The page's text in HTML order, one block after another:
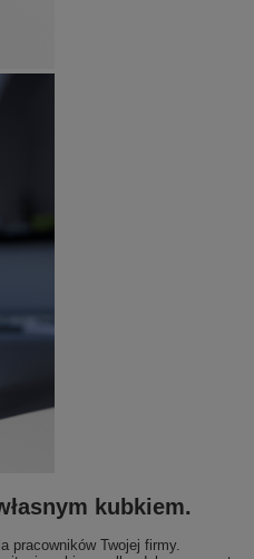
kubkiem.
pracowników Twojej firmy.